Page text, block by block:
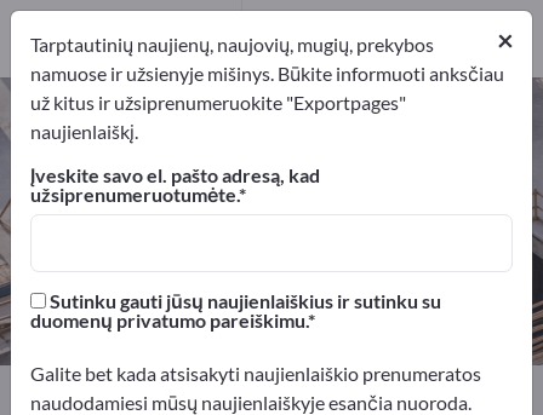
Laiptai – raskite gamintojus ir
tiekėjus
Eksportuotojai Gamintojai
2
Gamintojai10
Platintojai
Exportpages Statyba Statybos elementai Laiptai
×
Tarptautinių naujienų, naujovių, mugių, prekybos
namuose ir užsienyje mišinys. Būkite informuoti anksčiau
už kitus ir užsiprenumeruokite "Exportpages"
naujienlaiškį.
Įveskite savo el. pašto adresą, kad
užsiprenumeruotumėte.
Sutinku gauti jūsų naujienlaiškius ir sutinku su
duomenų privatumo pareiškimu.
Galite bet kada atsisakyti naujienlaiškio prenumeratos
naudodamiesi mūsų naujienlaiškyje esančia nuoroda.